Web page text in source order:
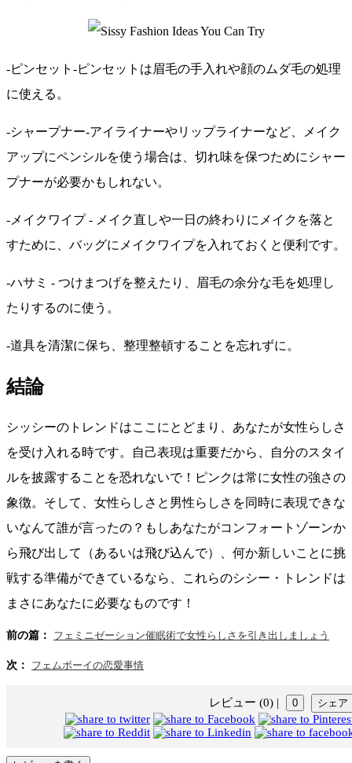
-ピンセット-ピンセットは眉毛の手入れや顔のムダ毛の処理
に使える。
-シャープナー-アイライナーやリップライナーなど、メイク
アップにペンシルを使う場合は、切れ味を保つためにシャー
プナーが必要かもしれない。
-メイクワイプ - メイク直しや一日の終わりにメイクを落と
すために、バッグにメイクワイプを入れておくと便利です。
-ハサミ - つけまつげを整えたり、眉毛の余分な毛を処理し
たりするのに使う。
-道具を清潔に保ち、整理整頓することを忘れずに。
結論
シッシーのトレンドはここにとどまり、あなたが女性らしさ
を受け入れる時です。自己表現は重要だから、自分のスタイ
ルを披露することを恐れないで！ピンクは常に女性の強さの
象徴。そして、女性らしさと男性らしさを同時に表現できな
いなんて誰が言ったの？もしあなたがコンフォートゾーンか
ら飛び出して（あるいは飛び込んで）、何か新しいことに挑
戦する準備ができているなら、これらのシシー・トレンドは
まさにあなたに必要なものです！
前の篇： フェミニゼーション催眠術で女性らしさを引き出しましょう
次： フェムボーイの恋愛事情
レビュー (0) | 0 シェア